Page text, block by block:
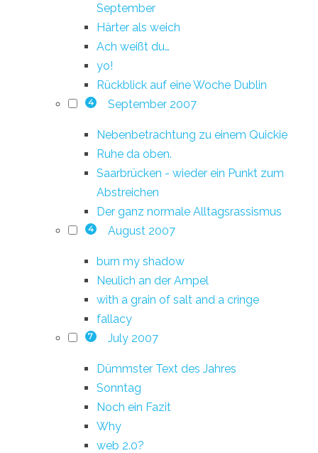
September
Härter als weich
Ach weißt du…
yo!
Rückblick auf eine Woche Dublin
4 September 2007
Nebenbetrachtung zu einem Quickie
Ruhe da oben.
Saarbrücken - wieder ein Punkt zum
Abstreichen
Der ganz normale Alltagsrassismus
4 August 2007
burn my shadow
Neulich an der Ampel
with a grain of salt and a cringe
fallacy
7 July 2007
Dümmster Text des Jahres
Sonntag
Noch ein Fazit
Why
web 2.0?